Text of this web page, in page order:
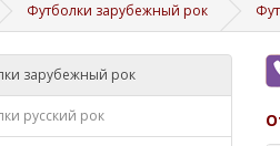
Футболки зарубежный рок
зарубежный рок
русский рок